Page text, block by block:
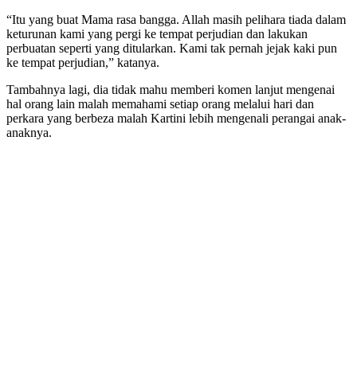
“Itu yang buat Mama rasa bangga. Allah masih pelihara tiada dalam
keturunan kami yang pergi ke tempat perjudian dan lakukan
perbuatan seperti yang ditularkan. Kami tak pernah jejak kaki pun
ke tempat perjudian,” katanya.
Tambahnya lagi, dia tidak mahu memberi komen lanjut mengenai
hal orang lain malah memahami setiap orang melalui hari dan
perkara yang berbeza malah Kartini lebih mengenali perangai anak-
anaknya.